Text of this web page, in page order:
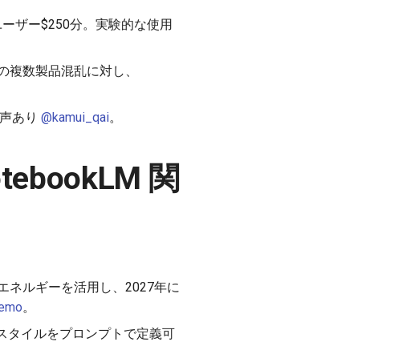
ザー$250分。実験的な使用
数製品混乱に対し、
あり @kamui_qai。
関
ネルギーを活用し、2027年に
。
タイルをプロンプトで定義可